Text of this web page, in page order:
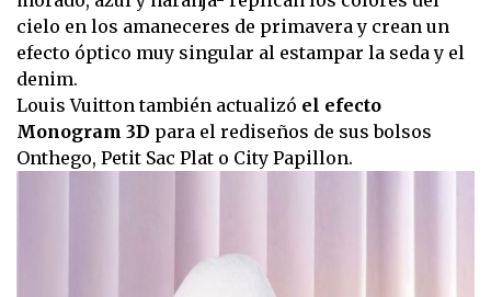
cielo en los amaneceres de primavera y crean un
efecto óptico muy singular al estampar la seda y el
denim.
Louis Vuitton también actualizó el efecto
Monogram 3D para el rediseños de sus bolsos
Onthego, Petit Sac Plat o City Papillon.